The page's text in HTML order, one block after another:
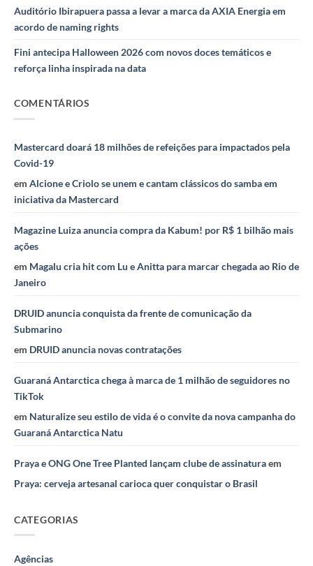
Auditório Ibirapuera passa a levar a marca da AXIA Energia em
acordo de naming rights
Fini antecipa Halloween 2026 com novos doces temáticos e
reforça linha inspirada na data
COMENTÁRIOS
Mastercard doará 18 milhões de refeições para impactados pela
Covid-19
em Alcione e Criolo se unem e cantam clássicos do samba em
iniciativa da Mastercard
Magazine Luiza anuncia compra da Kabum! por R$ 1 bilhão mais
ações
em Magalu cria hit com Lu e Anitta para marcar chegada ao Rio de
Janeiro
DRUID anuncia conquista da frente de comunicação da
Submarino
em DRUID anuncia novas contratações
Guaraná Antarctica chega à marca de 1 milhão de seguidores no
TikTok
em Naturalize seu estilo de vida é o convite da nova campanha do
Guaraná Antarctica Natu
Praya e ONG One Tree Planted lançam clube de assinaturaem
Praya: cerveja artesanal carioca quer conquistar o Brasil
CATEGORIAS
Agências